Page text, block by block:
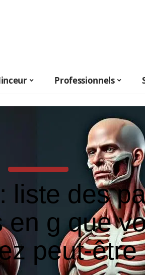
Professionnels
liste des
en g que
peut-être